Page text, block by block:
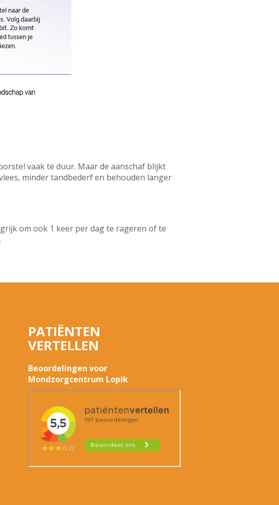
vaak te duur. Maar de aanschaf blijkt
minder tandbederf en behouden langer
om ook 1 keer per dag te rageren of te
PATIËNTEN
VERTELLEN
Beoordelingen voor
Mondzorgcentrum Lopik